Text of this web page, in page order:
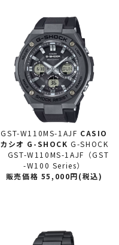
GST-W110MS-1AJF CASIO
カシオ G-SHOCKG-SHOCK
GST-W110MS-1AJF（GST
-W100 Series）
販売価格 55,000円(税込)